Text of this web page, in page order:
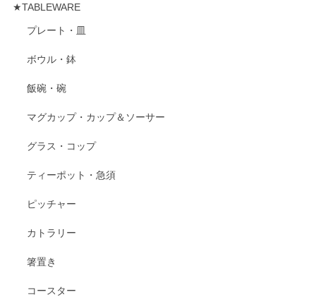
★TABLEWARE
プレート・皿
ボウル・鉢
飯碗・碗
マグカップ・カップ＆ソーサー
グラス・コップ
ティーポット・急須
ピッチャー
カトラリー
箸置き
コースター